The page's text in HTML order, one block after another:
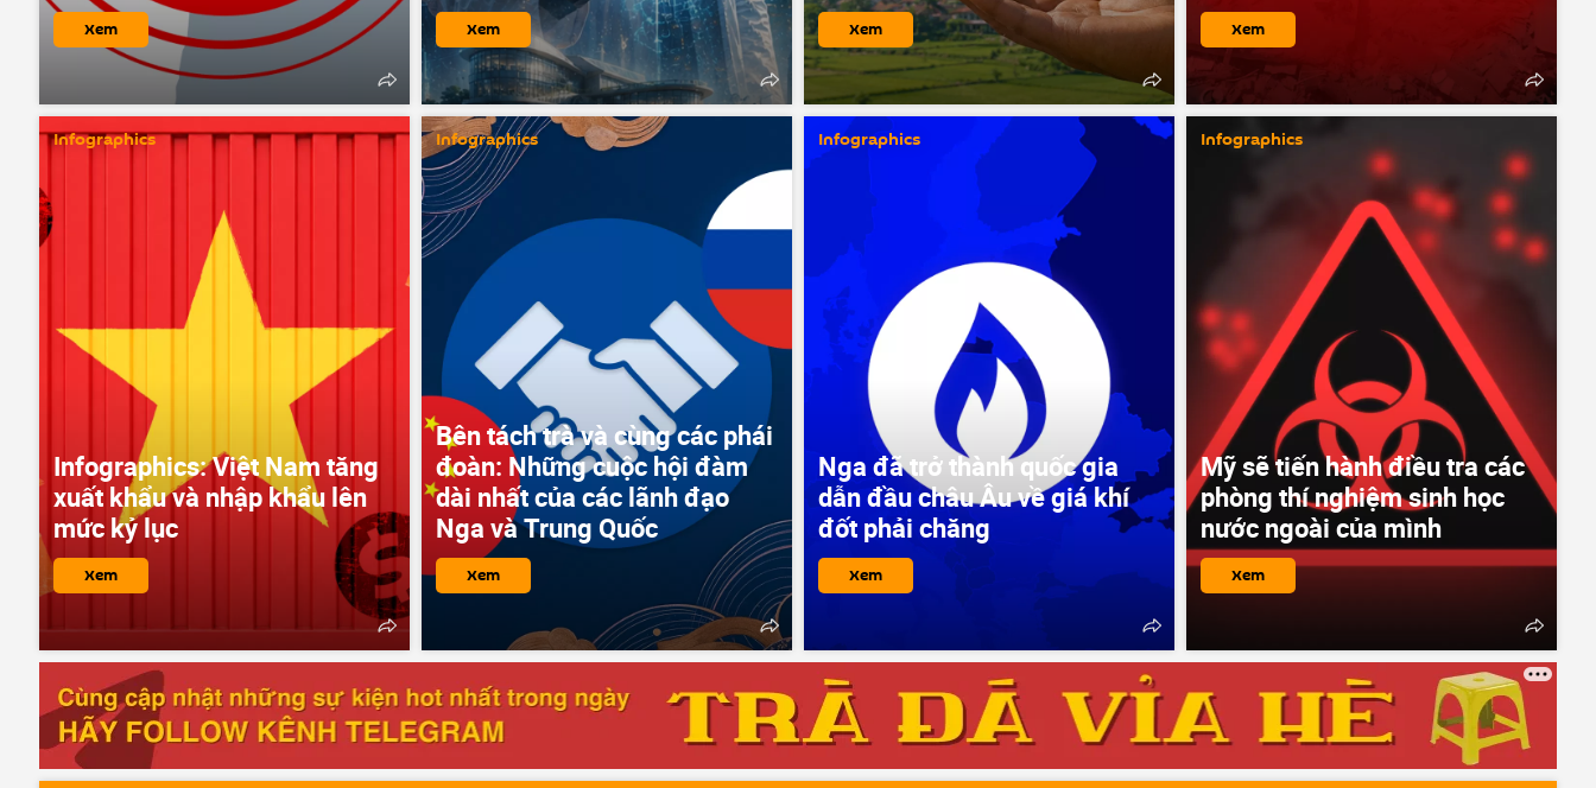
Xem Xem Xem Xem
Infographics: Việt Nam tăng
xuất khẩu và nhập khẩu lên
mức kỷ lục
Infographics
Xem
Bên tách trà và cùng các phái
đoàn: Những cuộc hội đàm
dài nhất của các lãnh đạo
Nga và Trung Quốc
Infographics
Xem
Nga đã trở thành quốc gia
dẫn đầu châu Âu về giá khí
đốt phải chăng
Infographics
Xem
Mỹ sẽ tiến hành điều tra các
phòng thí nghiệm sinh học
nước ngoài của mình
Infographics
Xem